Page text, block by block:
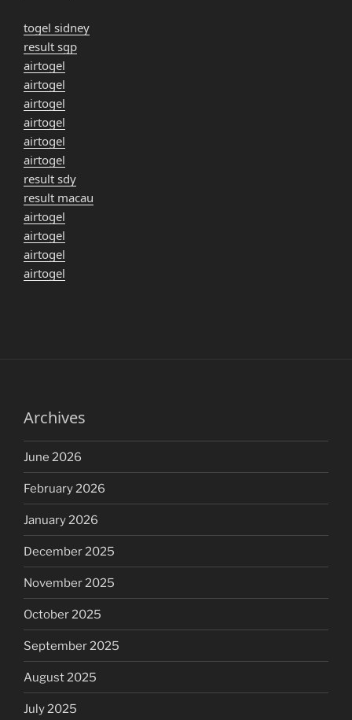
togel sidney
result sgp
airtogel
airtogel
airtogel
airtogel
airtogel
airtogel
result sdy
result macau
airtogel
airtogel
airtogel
airtogel
Archives
June 2026
February 2026
January 2026
December 2025
November 2025
October 2025
September 2025
August 2025
July 2025